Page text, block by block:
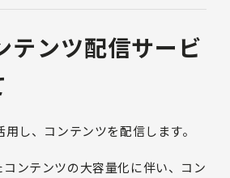
テンツ配信サービ
し、コンテンツを配信します。
ンテンツの大容量化に伴い、コン